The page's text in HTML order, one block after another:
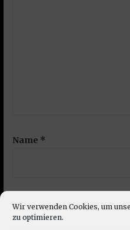
Wir verwenden Cookies, um
zu optimieren.
Name *